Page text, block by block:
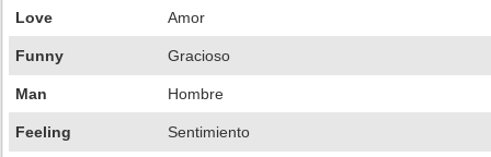
Love Amor
Funny Gracioso
Man Hombre
Feeling Sentimiento